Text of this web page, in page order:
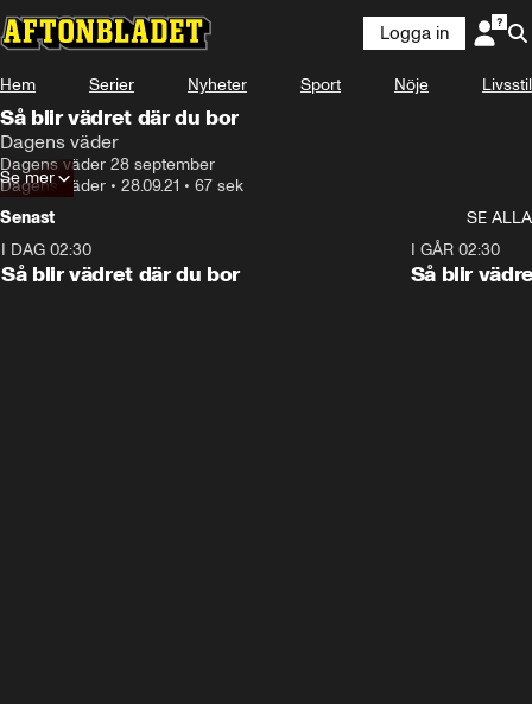
Logga in
Hem Serier Nyheter Sport Nöje Livsstil
Så blir vädret där du bor
Dagens väder
Dagens väder 28 september
Dagens väder • 28.09.21 • 67 sek
Se mer
Senast
SE ALLA
I DAG 02:30
Så blir vädret där du bor
I GÅR 02:30
Så blir